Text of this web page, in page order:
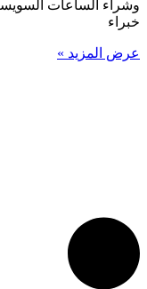
وشراء الساعات
خبراء
عرض المزيد »